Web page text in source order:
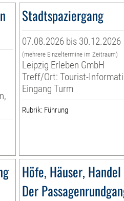
Stadtspaziergang
07.08.2026 bis 30.12.2026
(mehrere Einzeltermine im Zeitraum)
Leipzig Erleben GmbH
Treff/Ort: Tourist-
Eingang Turm
Rubrik: Führung
Höfe, Häuser,
Der